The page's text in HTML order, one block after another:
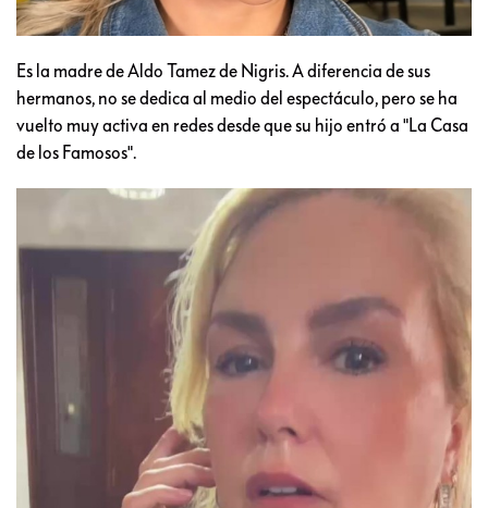
Es la madre de Aldo Tamez de Nigris. A diferencia de sus
hermanos, no se dedica al medio del espectáculo, pero se ha
vuelto muy activa en redes desde que su hijo entró a "La Casa
de los Famosos".